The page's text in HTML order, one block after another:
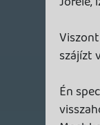
Mondom,
tizévesen
Csillagok
és az a
elvarázsolt,
tetszett, az
tárgyak, a